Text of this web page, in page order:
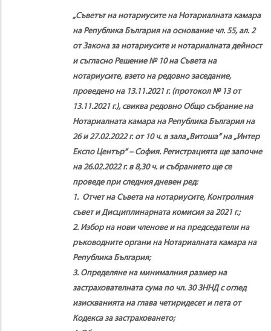
„Съветът на нотариусите на Нотариалната камара
на Република България на основание чл. 55, ал. 2
от Закона за нотариусите и нотариалната дейност
и съгласно Решение № 10 на Съвета на
нотариусите, взето на редовно заседание,
проведено на 13.11.2021 г. (протокол № 13 от
13.11.2021 г.), свиква редовно Общо събрание на
Нотариалната камара на Република България на
26 и 27.02.2022 г. от 10 ч. в зала „Витоша“ на „Интер
Експо Център“ – София. Регистрацията ще започне
на 26.02.2022 г. в 8,30 ч. и събранието ще се
проведе при следния дневен ред:
1. Отчет на Съвета на нотариусите, Контролния
съвет иДисциплинарната комисия за 2021 г.;
2. Избор на нови членове и на председатели на
ръководните органи на Нотариалната камара на
Република България;
3. Определяне на минималния размер на
застрахователната сума по чл. 30 ЗННД с оглед
изискванията на глава четиридесет и пета от
Кодекса за застраховането;